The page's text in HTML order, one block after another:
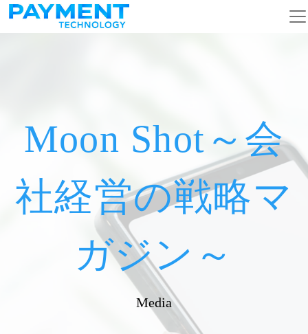
コンテンツへスキップ
メインナビゲーション
Moon Shot～会
社経営の戦略マ
ガジン～
Media